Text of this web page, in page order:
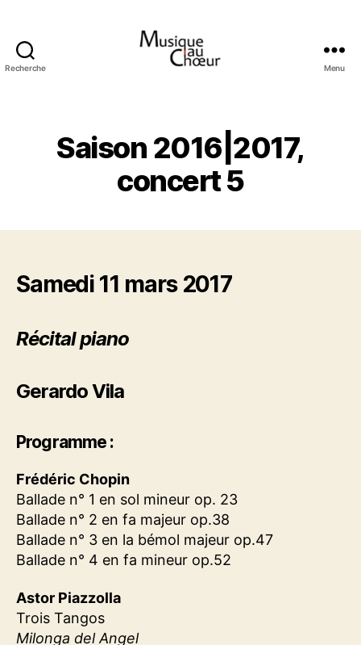
Recherche Menu
Saison 2016|2017,
concert 5
Samedi 11 mars 2017
Récital piano
Gerardo Vila
Programme :
Frédéric Chopin
Ballade n° 1 en sol mineur op. 23
Ballade n° 2 en fa majeur op.38
Ballade n° 3 en la bémol majeur op.47
Ballade n° 4 en fa mineur op.52
Astor Piazzolla
Trois Tangos
Milonga del Angel